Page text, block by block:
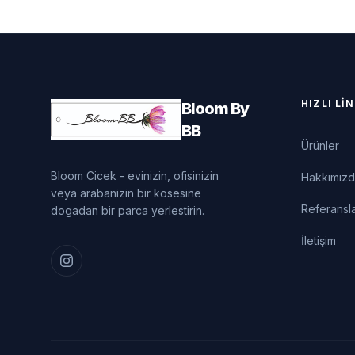
Bloom By
BB
Bloom Cicek - evinizin, ofisinizin
veya arabanizin bir kosesine
dogadan bir parca yerlestirin.
HIZLI
Ürünler
İletişim